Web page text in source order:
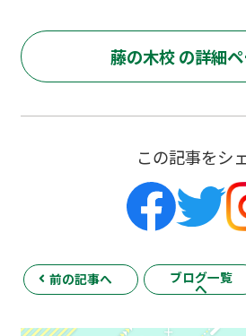
藤の木校 の詳細
この記事をシ
前の記事へ ブログ一覧
へ